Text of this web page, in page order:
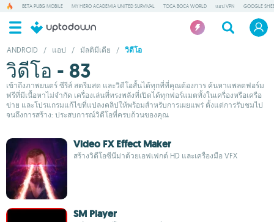
BETA PUBG MOBILE MY HERO ACADEMIA UNITED SURVIVAL TOCA BOCA WORLD แอป VPN GOOGLE
ANDROID / แอป / มัลติมีเดีย / วิดีโอ
วิดีโอ - 83
เข้าถึงภาพยนตร์ ซีรีส์ สตรีมสด และวิดีโอสั้นได้ทุกที่ที่คุณต้องการ ค้นหาแพลตฟอร์ม
ฟรีที่มีเนื้อหาไม่จำกัด เครื่องเล่นที่ทรงพลังที่เปิดได้ทุกฟอร์แมตทั้งในเครื่องหรือเครือ
ข่าย และโปรแกรมแก้ไขที่แปลงคลิปให้พร้อมสำหรับการเผยแพร่ ตั้งแต่การรับชมไป
จนถึงการสร้าง: ประสบการณ์วิดีโอที่ครบถ้วนของคุณ
Video FX Effect Maker
สร้างวิดีโอซีนีม่าด้วยเอฟเฟกต์ HD และเครื่องมือ VFX
SM Player